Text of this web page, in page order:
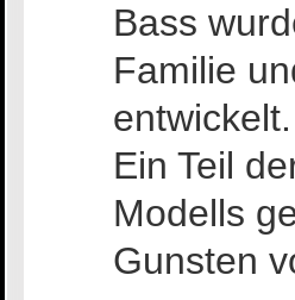
Bass
Familie
entwickelt.
Ein Teil
Modells
Gunsten